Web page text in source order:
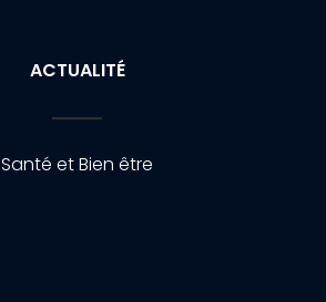
ACTUALITÉ
Santé et Bien être